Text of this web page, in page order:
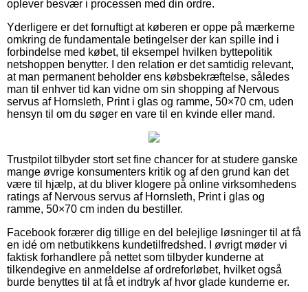
oplever besvær i processen med din ordre.
Yderligere er det fornuftigt at køberen er oppe på mærkerne
omkring de fundamentale betingelser der kan spille ind i
forbindelse med købet, til eksempel hvilken byttepolitik
netshoppen benytter. I den relation er det samtidig relevant,
at man permanent beholder ens købsbekræftelse, således
man til enhver tid kan vidne om sin shopping af Nervous
servus af Hornsleth, Print i glas og ramme, 50×70 cm, uden
hensyn til om du søger en vare til en kvinde eller mand.
Trustpilot tilbyder stort set fine chancer for at studere ganske
mange øvrige konsumenters kritik og af den grund kan det
være til hjælp, at du bliver klogere på online virksomhedens
ratings af Nervous servus af Hornsleth, Print i glas og
ramme, 50×70 cm inden du bestiller.
Facebook forærer dig tillige en del belejlige løsninger til at få
en idé om netbutikkens kundetilfredshed. I øvrigt møder vi
faktisk forhandlere på nettet som tilbyder kunderne at
tilkendegive en anmeldelse af ordreforløbet, hvilket også
burde benyttes til at få et indtryk af hvor glade kunderne er.